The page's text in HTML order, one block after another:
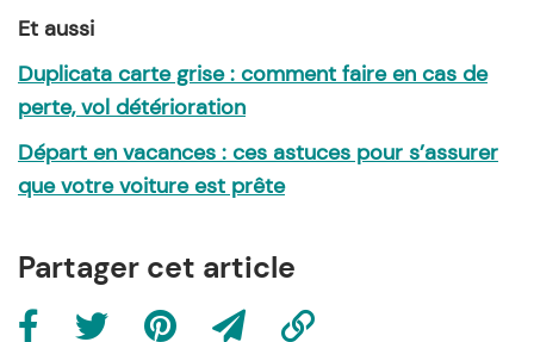
Et aussi
Duplicata carte grise : comment faire en cas de
perte, vol détérioration
Départ en vacances : ces astuces pour s’assurer
que votre voiture est prête
Partager cet article